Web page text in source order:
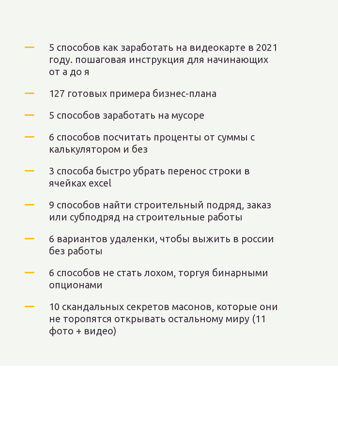
5 способов как заработать на видеокарте в 2021
году. пошаговая инструкция для начинающих
от а до я
127 готовых примера бизнес-плана
5 способов заработать на мусоре
6 способов посчитать проценты от суммы с
калькулятором и без
3 способа быстро убрать перенос строки в
ячейках excel
9 способов найти строительный подряд, заказ
или субподряд на строительные работы
6 вариантов удаленки, чтобы выжить в россии
без работы
6 способов не стать лохом, торгуя бинарными
опционами
10 скандальных секретов масонов, которые они
не торопятся открывать остальному миру (11
фото + видео)